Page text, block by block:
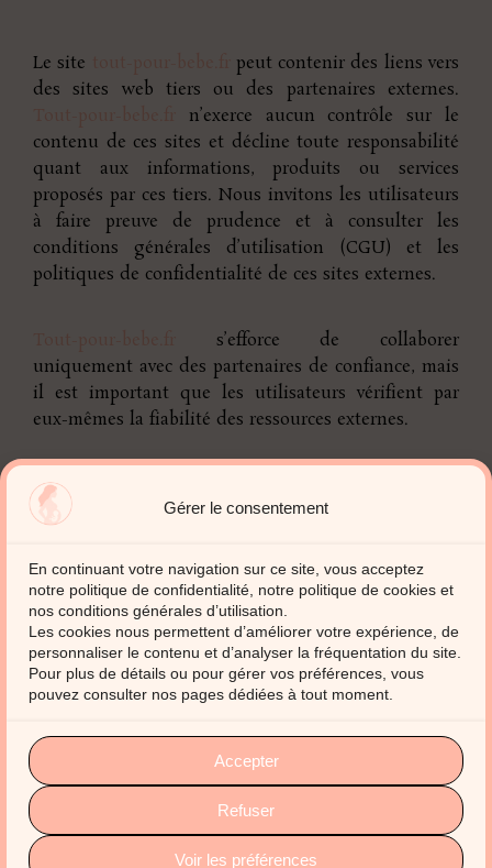
Gérer le consentement
En continuant votre navigation sur ce site, vous acceptez
notre politique de confidentialité, notre politique de cookies et
nos conditions générales d’utilisation.
Les cookies nous permettent d’améliorer votre expérience, de
personnaliser le contenu et d’analyser la fréquentation du site.
Pour plus de détails ou pour gérer vos préférences, vous
pouvez consulter nos pages dédiées à tout moment.
Accepter
Refuser
Voir les préférences
Le site
peut contenir des liens vers
des sites web tiers ou des partenaires externes.
n’exerce aucun contrôle sur le
contenu de ces sites et décline toute responsabilité
quant aux informations, produits ou services
proposés par ces tiers. Nous invitons les utilisateurs
à faire preuve de prudence et à consulter les
conditions générales d’utilisation (CGU) et les
politiques de confidentialité de ces sites externes.
s’efforce de collaborer
uniquement avec des partenaires de confiance, mais
il est important que les utilisateurs vérifient par
eux-mêmes la fiabilité des ressources externes.
rey.daic@enovatech.fr
06.64.98.95.92
rue Champvoisin, 63170 Aubière
Politique de confidentialité